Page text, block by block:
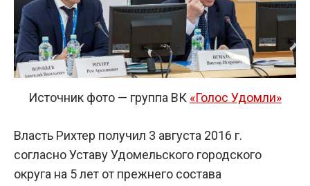
Источник фото — группа ВК «Голос Удомли»
Власть Рихтер получил 3 августа 2016 г.
согласно Уставу Удомельского городского
округа на 5 лет от прежнего состава